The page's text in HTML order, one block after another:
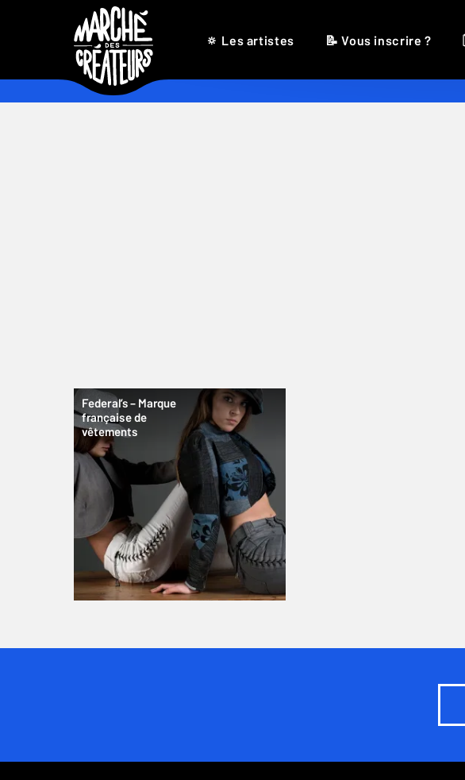
🔅 Les artistes 📝 Vous inscrire ?
Federal’s – Marque
française de
vêtements